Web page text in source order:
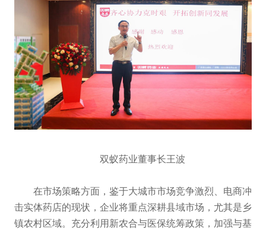
双蚁药业董事长王波
在市场策略方面，鉴于大城市市场竞争激烈、电商冲
击实体药店的现状，企业将重点深耕县域市场，尤其是乡
镇农村区域。充分利用新农合与医保统筹政策，加强与基